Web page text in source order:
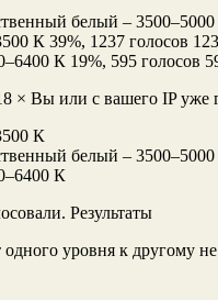
белый –
К 39%, 1237 голосов
К 19%, 595 голосов
× Вы или с вашего IP уже
К
белый –
К
Результаты
уровня к другому